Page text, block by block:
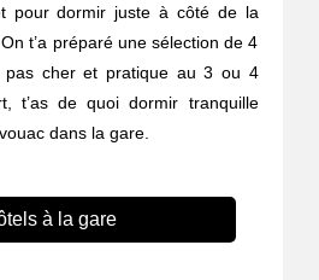
pour dormir juste à côté de la
t’a préparé une sélection de 4
pas cher et pratique au 3 ou 4
t’as de quoi dormir tranquille
dans la gare.
à la gare